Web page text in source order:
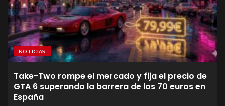
NOTICIAS
Take-Two rompe el mercado y fija el precio de
GTA 6 superando la barrera de los 70 euros en
España